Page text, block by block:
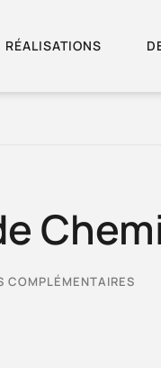
RÉALISATIONS
COMPLÉMENTAIRES